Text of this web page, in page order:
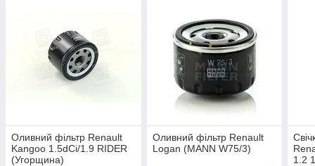
Оливний фільтр Renault
Kangoo 1.5dCi/1.9 RIDER
(Угорщина)
Оливний фільтр Renault
Logan (MANN W75/3)
1.2